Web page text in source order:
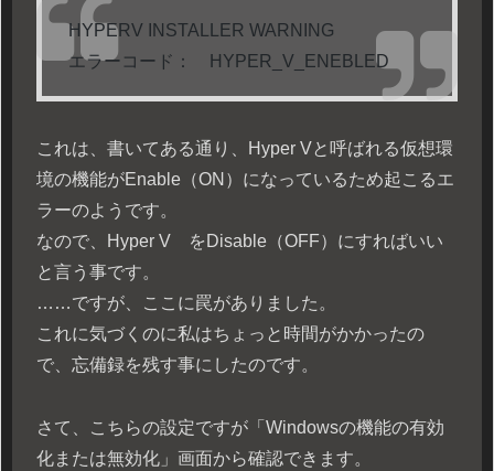
HYPERV INSTALLER WARNING
エラーコード： HYPER_V_ENEBLED
これは、書いてある通り、Hyper Vと呼ばれる仮想環
境の機能がEnable（ON）になっているため起こるエ
ラーのようです。
なので、Hyper V をDisable（OFF）にすればいい
と言う事です。
……ですが、ここに罠がありました。
これに気づくのに私はちょっと時間がかかったの
で、忘備録を残す事にしたのです。
さて、こちらの設定ですが「Windowsの機能の有効
化または無効化」画面から確認できます。